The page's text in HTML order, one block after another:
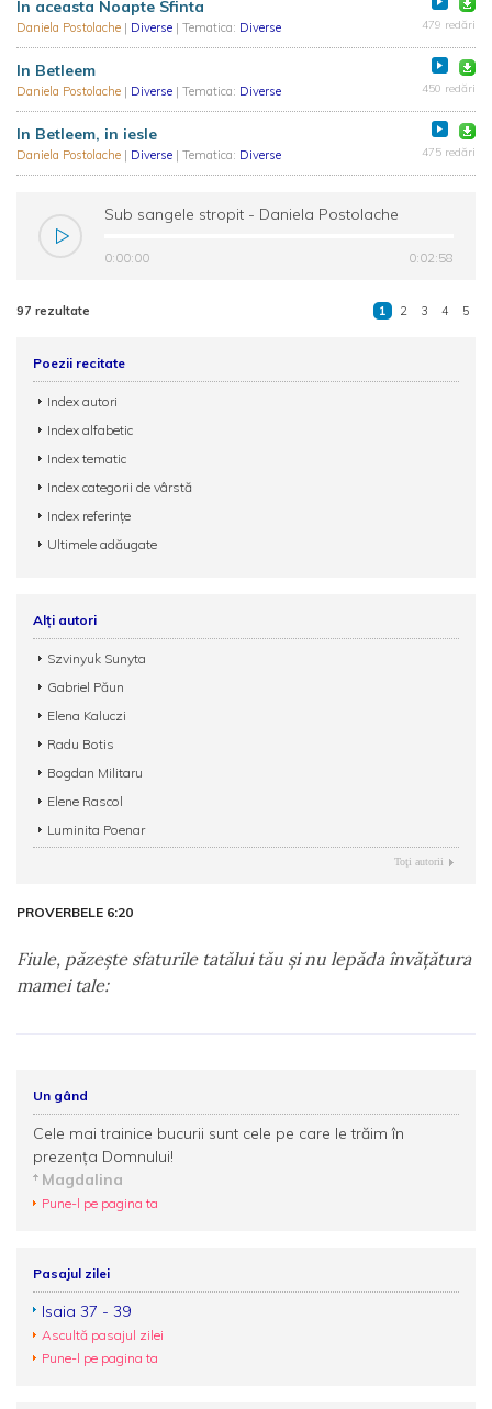
In aceasta Noapte Sfinta
Daniela Postolache | Diverse | Tematica: Diverse 479 redări
In Betleem
Daniela Postolache | Diverse | Tematica: Diverse 450 redări
In Betleem, in iesle
Daniela Postolache | Diverse | Tematica: Diverse 475 redări
Sub sangele stropit - Daniela Postolache
0:00:00 0:02:58
97 rezultate 1 2 3 4 5
Poezii recitate
Index autori
Index alfabetic
Index tematic
Index categorii de vârstă
Index referințe
Ultimele adăugate
Alți autori
Szvinyuk Sunyta
Gabriel Păun
Elena Kaluczi
Radu Botis
Bogdan Militaru
Elene Rascol
Luminita Poenar
Toţi autorii
PROVERBELE 6:20
Fiule, păzeşte sfaturile tatălui tău şi nu lepăda învăţătura
mamei tale:
Un gând
Cele mai trainice bucurii sunt cele pe care le trăim în
prezenţa Domnului!
Magdalina
Pune-l pe pagina ta
Pasajul zilei
Isaia 37 - 39
Ascultă pasajul zilei
Pune-l pe pagina ta